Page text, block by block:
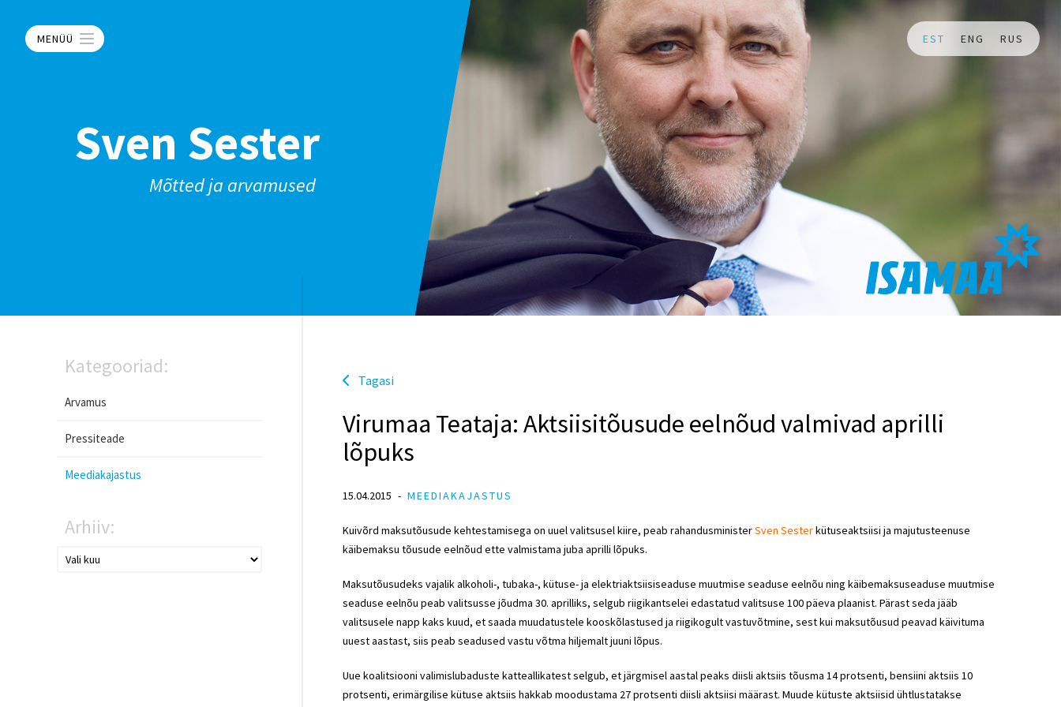
MENÜÜ EST ENG RUS
Sven Sester
Mõtted ja arvamused
Kategooriad:
Arvamus
Pressiteade
Meediakajastus
Arhiiv:
Tagasi
Virumaa Teataja: Aktsiisitõusude eelnõud valmivad aprilli
lõpuks
15.04.2015 MEEDIAKAJASTUS
Kuivõrd maksutõusude kehtestamisega on uuel valitsusel kiire, peab rahandusministerSven Sesterkütuseaktsiisi ja majutusteenuse
käibemaksu tõusude eelnõud ette valmistama juba aprilli lõpuks.
Maksutõusudeks vajalik alkoholi-, tubaka-, kütuse- ja elektriaktsiisiseaduse muutmise seaduse eelnõu ning käibemaksuseaduse muutmise
seaduse eelnõu peab valitsusse jõudma 30. aprilliks, selgub riigikantselei edastatud valitsuse 100 päeva plaanist. Pärast seda jääb
valitsusele napp kaks kuud, et saada muudatustele kooskõlastused ja riigikogult vastuvõtmine, sest kui maksutõusud peavad käivituma
uuest aastast, siis peab seadused vastu võtma hiljemalt juuni lõpus.
Uue koalitsiooni valimislubaduste katteallikatest selgub, et järgmisel aastal peaks diisli aktsiis tõusma 14 protsenti, bensiini aktsiis 10
protsenti, erimärgilise kütuse aktsiis hakkab moodustama 27 protsenti diisli aktsiisi määrast. Muude kütuste aktsiisid ühtlustatakse